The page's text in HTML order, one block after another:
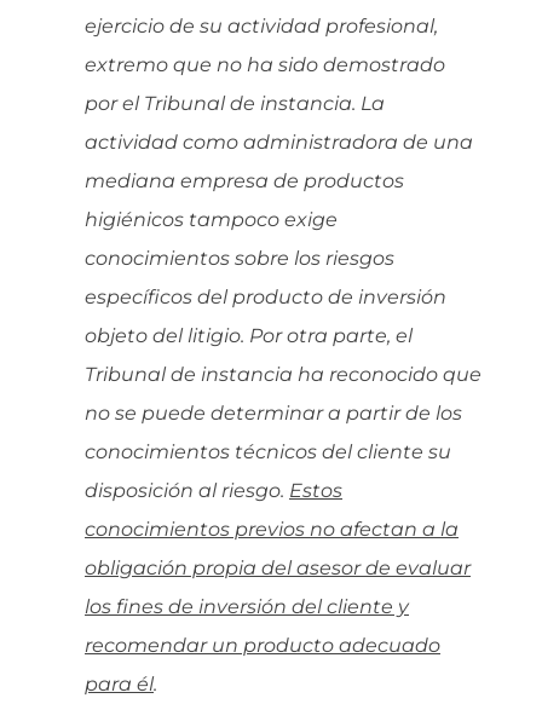
ejercicio de su actividad profesional,
extremo que no ha sido demostrado
por el Tribunal de instancia. La
actividad como administradora de una
mediana empresa de productos
higiénicos tampoco exige
conocimientos sobre los riesgos
específicos del producto de inversión
objeto del litigio. Por otra parte, el
Tribunal de instancia ha reconocido que
no se puede determinar a partir de los
conocimientos técnicos del cliente su
disposición al riesgo. Estos
conocimientos previos no afectan a la
obligación propia del asesor de evaluar
los fines de inversión del cliente y
recomendar un producto adecuado
para él.